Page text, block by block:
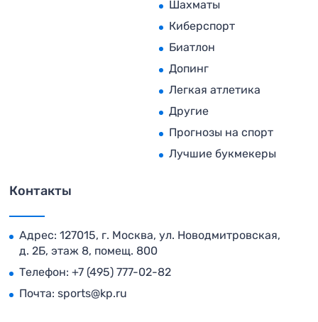
Шахматы
Киберспорт
Биатлон
Допинг
Легкая атлетика
Другие
Прогнозы на спорт
Лучшие букмекеры
Контакты
Адрес: 127015, г. Москва, ул. Новодмитровская,
д. 2Б, этаж 8, помещ. 800
Телефон: +7 (495) 777-02-82
Почта: sports@kp.ru